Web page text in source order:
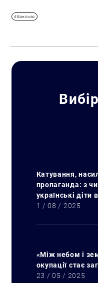
#Важливо
Катування,
пропаганда: з
українські діти
1 / 08 / 2025
«Між небом і
окупації стає
23 / 05 / 2025